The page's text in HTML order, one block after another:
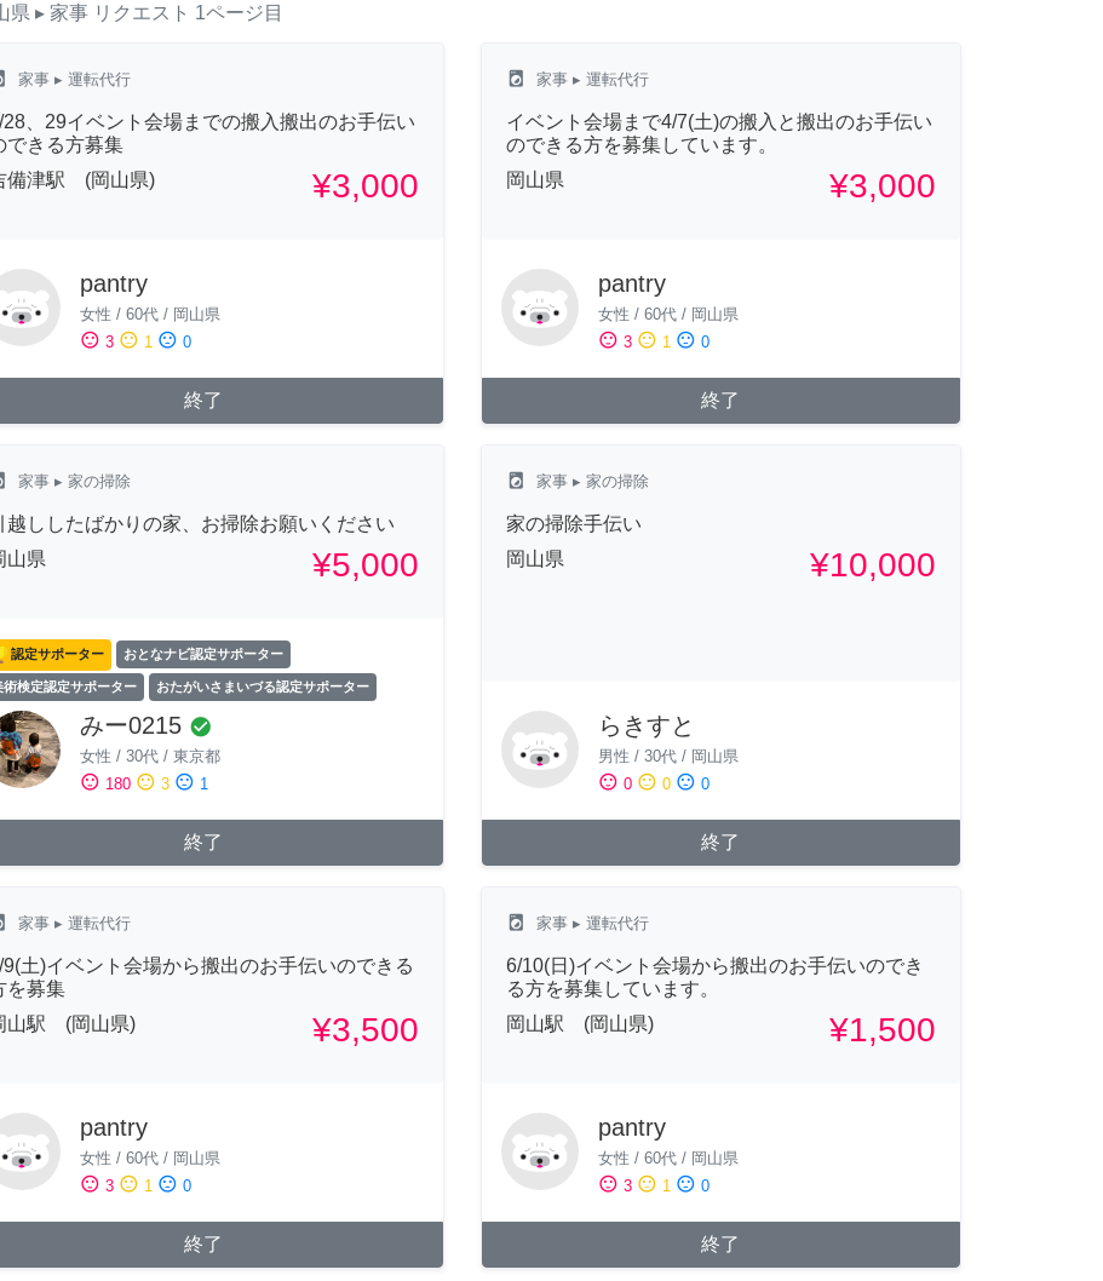
県 ▸ 家事 リクエスト 1ページ目
家事 ▸ 運転代行
28、29イベント会場までの搬入搬出のお手伝い
できる方募集
備津駅 (岡山県)
¥3,000
pantry
女性 / 60代 / 岡山県
sentiment_satisfied 3 sentiment_neutral 1 sentiment_dissatisfied 0
終了
local_laundry_service 家事▸ 運転代行
イベント会場まで4/7(土)の搬入と搬出のお手伝い
のできる方を募集しています。
岡山県
¥3,000
pantry
女性 / 60代/ 岡山県
sentiment_satisfied 3 sentiment_neutral 1 sentiment_dissatisfied 0
終了
家事 ▸ 家の掃除
越ししたばかりの家、お掃除お願いください
山県
¥5,000
認定サポーター おとなナビ認定サポーター
術検定認定サポーター おたがいさまいづる認定サポーター
みー0215 check_circle
女性 / 30代 / 東京都
sentiment_satisfied 180 sentiment_neutral 3 sentiment_dissatisfied 1
終了
local_laundry_service 家事▸ 家の掃除
家の掃除手伝い
岡山県
¥10,000
らきすと
男性 / 30代/ 岡山県
sentiment_satisfied 0 sentiment_neutral 0 sentiment_dissatisfied 0
終了
家事 ▸ 運転代行
9(土)イベント会場から搬出のお手伝いのできる
を募集
山駅 (岡山県)
¥3,500
pantry
女性 / 60代 / 岡山県
sentiment_satisfied 3 sentiment_neutral 1 sentiment_dissatisfied 0
終了
local_laundry_service 家事▸ 運転代行
6/10(日)イベント会場から搬出のお手伝いのでき
る方を募集しています。
岡山駅 (岡山県)
¥1,500
pantry
女性 / 60代/ 岡山県
sentiment_satisfied 3 sentiment_neutral 1 sentiment_dissatisfied 0
終了